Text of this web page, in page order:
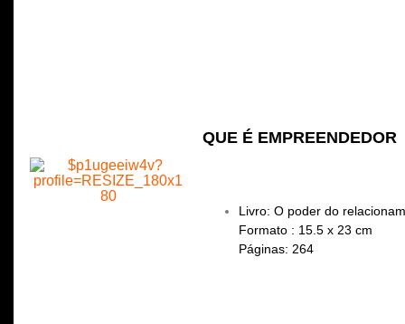
QUE É EMPREENDEDOR
Livro: O poder do
Formato : 15.5 x 23 cm
Páginas: 264